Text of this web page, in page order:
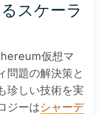
スケーラ
仮想マ
問題の解決策と
珍しい技術を実
ジーはシャーデ